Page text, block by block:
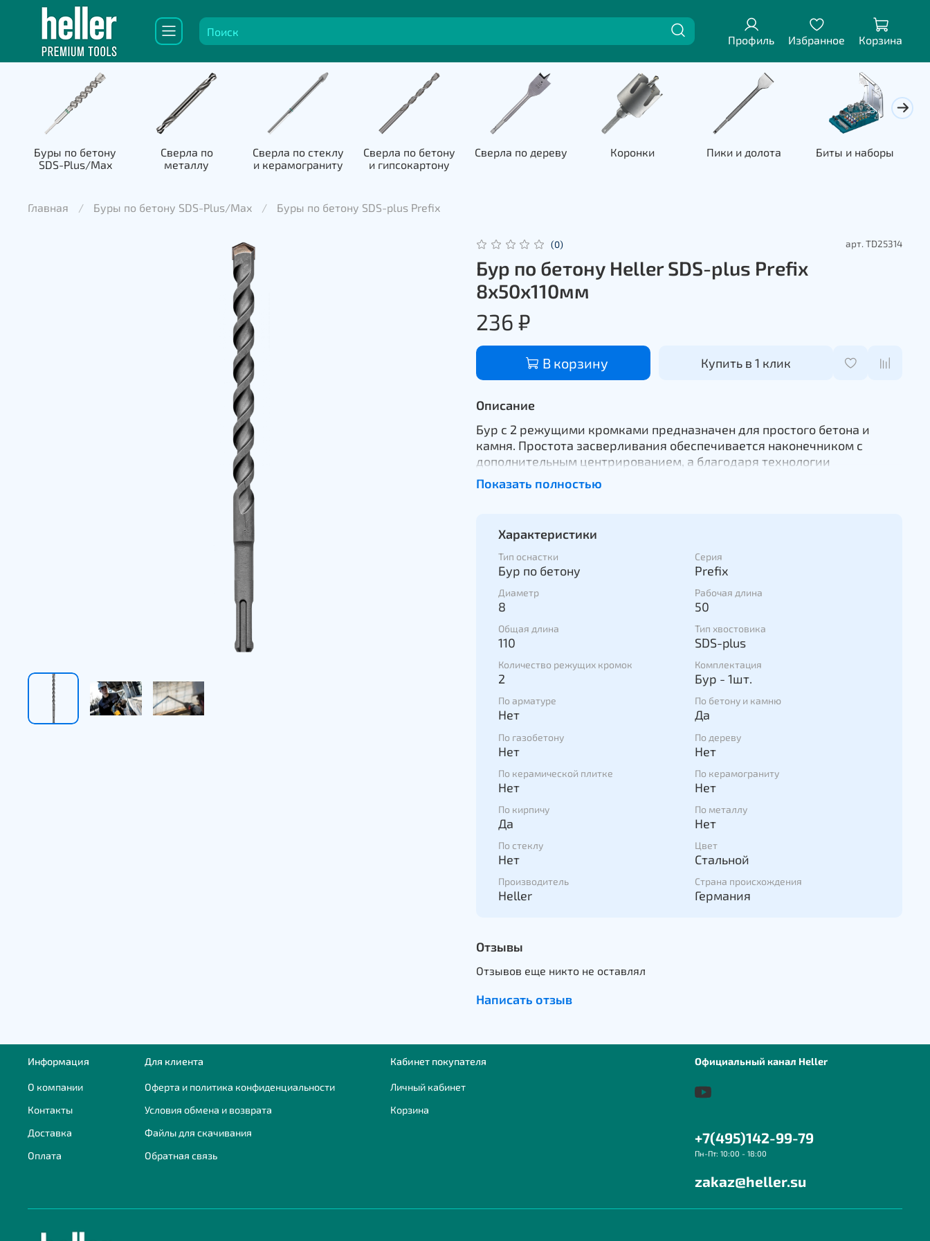
Профиль Избранное Корзина
Буры по бетону
SDS-Plus/Max
Сверла по
металлу
Сверла по стеклу
и керамограниту
Сверла по бетону
и гипсокартону
Сверла по дереву Коронки Пики и долота Биты и наборы
Главная Буры по бетону SDS-Plus/Max Буры по бетону SDS-plus Prefix
(0) арт. TD25314
Бур по бетону Heller SDS-plus Prefix
8х50х110мм
236 ₽
В корзину Купить в 1 клик
Описание
Бур с 2 режущими кромками предназначен для простого бетона и
камня. Простота засверливания обеспечивается наконечником с
дополнительным центрированием, а благодаря технологии
уменьшения вибрации снижается нагрузка на пользователя и
перфоратор
Показать полностью
Характеристики
Тип оснастки
Бур по бетону
Серия
Prefix
Диаметр
8
Рабочая длина
50
Общая длина
110
Тип хвостовика
SDS-plus
Количество режущих кромок
2
Комплектация
Бур - 1шт.
По арматуре
Нет
По бетону и камню
Да
По газобетону
Нет
По дереву
Нет
По керамической плитке
Нет
По керамограниту
Нет
По кирпичу
Да
По металлу
Нет
По стеклу
Нет
Цвет
Стальной
Производитель
Heller
Страна происхождения
Германия
Отзывы
Отзывов еще никто не оставлял
Написать отзыв
Информация
О компании
Контакты
Доставка
Оплата
Для клиента
Оферта и политика конфиденциальности
Условия обмена и возврата
Файлы для скачивания
Обратная связь
Кабинет покупателя
Личный кабинет
Корзина
Официальный канал Heller
+7(495)142-99-79
Пн-Пт: 10:00 - 18:00
zakaz@heller.su